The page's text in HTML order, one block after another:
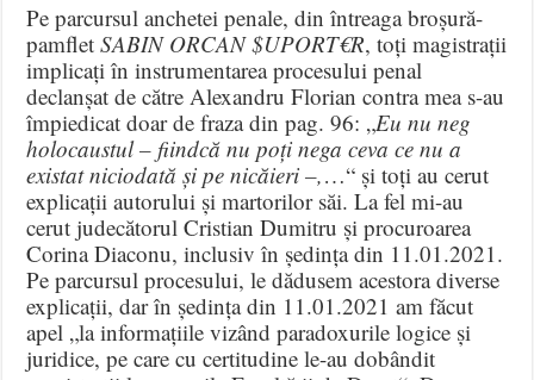
Pe parcursul anchetei penale, din întreaga broșură-
pamfletSABIN ORCAN $UPORT€R, toți magistrații
implicați în instrumentarea procesului penal
declanșat de către Alexandru Florian contra mea s-au
împiedicat doar de fraza din pag. 96: „Eu nu neg
holocaustul – fiindcă nu poți nega ceva ce nu a
existat niciodată și pe nicăieri –,…“ și toți au cerut
explicații autorului și martorilor săi. La fel mi-au
cerut judecătorul Cristian Dumitru și procuroarea
Corina Diaconu, inclusiv în ședința din 11.01.2021.
Pe parcursul procesului, le dădusem acestora diverse
explicații, dar în ședința din 11.01.2021 am făcut
apel „la informațiile vizând paradoxurile logice și
juridice, pe care cu certitudine le-au dobândit